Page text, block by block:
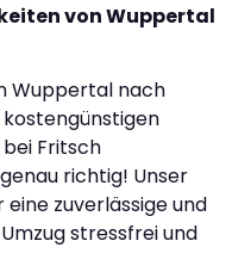
von Wuppertal
Wuppertal nach
Fritsch
richtig! Unser
zuverlässige und
stressfrei und